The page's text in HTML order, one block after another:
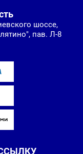
шоссе,
пав. Л-8